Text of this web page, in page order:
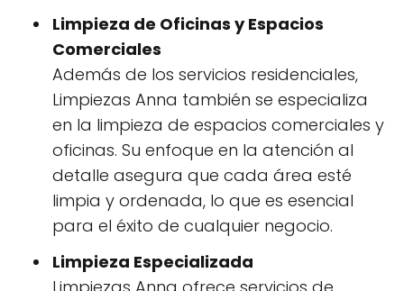
Limpieza de Oficinas y Espacios
Comerciales
Además de los servicios residenciales,
Limpiezas Anna también se especializa
en la limpieza de espacios comerciales y
oficinas. Su enfoque en la atención al
detalle asegura que cada área esté
limpia y ordenada, lo que es esencial
para el éxito de cualquier negocio.
Limpieza Especializada